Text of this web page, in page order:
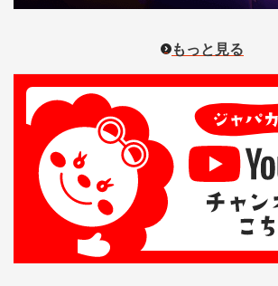
もっと見る